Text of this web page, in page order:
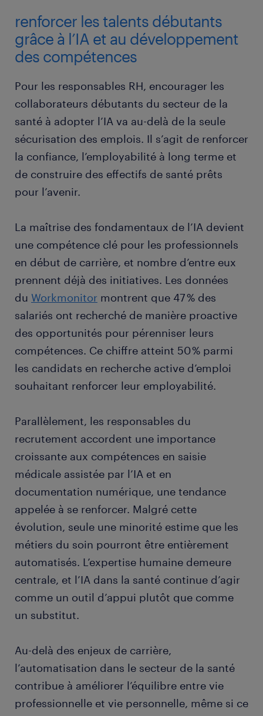
renforcer les talents débutants
grâce à l’IA et au développement
des compétences
Pour les responsables RH, encourager les
collaborateurs débutants du secteur de la
santé à adopter l’IA va au-delà de la seule
sécurisation des emplois. Il s’agit de renforcer
la confiance, l’employabilité à long terme et
de construire des effectifs de santé prêts
pour l’avenir.
La maîtrise des fondamentaux de l’IA devient
une compétence clé pour les professionnels
en début de carrière, et nombre d’entre eux
prennent déjà des initiatives. Les données
du Workmonitor montrent que 47 % des
salariés ont recherché de manière proactive
des opportunités pour pérenniser leurs
compétences. Ce chiffre atteint 50 % parmi
les candidats en recherche active d’emploi
souhaitant renforcer leur employabilité.
Parallèlement, les responsables du
recrutement accordent une importance
croissante aux compétences en saisie
médicale assistée par l’IA et en
documentation numérique, une tendance
appelée à se renforcer. Malgré cette
évolution, seule une minorité estime que les
métiers du soin pourront être entièrement
automatisés. L’expertise humaine demeure
centrale, et l’IA dans la santé continue d’agir
comme un outil d’appui plutôt que comme
un substitut.
Au-delà des enjeux de carrière,
l’automatisation dans le secteur de la santé
contribue à améliorer l’équilibre entre vie
professionnelle et vie personnelle, même si ce